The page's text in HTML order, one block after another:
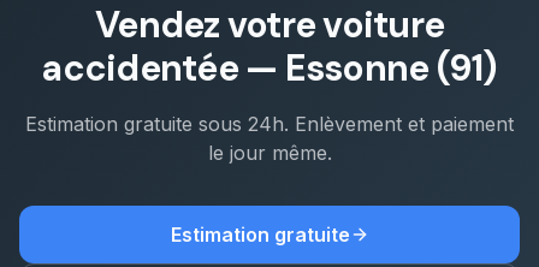
Vendez votre voiture
accidentée— Essonne (91)
Estimation gratuite sous 24h. Enlèvement et paiement
le jour même.
Estimation gratuite